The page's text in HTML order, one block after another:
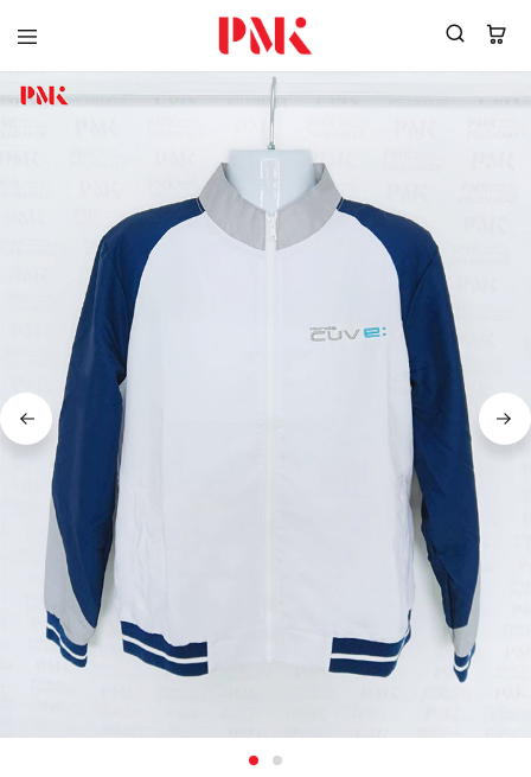
PMK
ผู้
แบรนด์
เสื้อ
โปโล
ยูนิฟอร์ม
ผู้
เสื้อ
ยูนิฟอร์ม
มาตรฐาน
ISO9001
และ
อุตสาหกรรม